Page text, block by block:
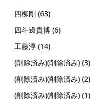
四柳剛 (63)
四斗邊貴博 (6)
工藤淳 (14)
(削除済み)(削除済み) (3)
(削除済み)(削除済み) (2)
(削除済み)(削除済み) (1)